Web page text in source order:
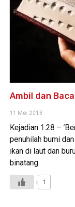
Ambil dan
11 Mei 2018
Kejadian 1:28 –
penuhilah bumi
ikan di laut dan
binatang
1